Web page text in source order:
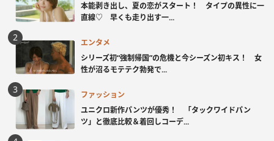
本能剥き出し、夏の恋がスタート！ タイプの異性に一
直線♡ 早くも走り出す一...
エンタメ
シリーズ初“強制帰国”の危機と今シーズン初キス！ 女
性が沼るモテテク勃発で...
ファッション
ユニクロ新作パンツが優秀！ 「タックワイドパン
ツ」と徹底比較＆着回しコーデ...